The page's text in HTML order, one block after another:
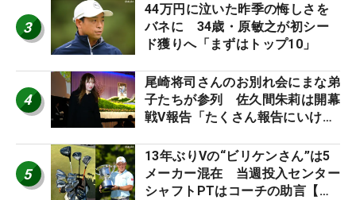
3
44万円に泣いた昨季の悔しさを
バネに 34歳・原敏之が初シー
ド獲りへ「まずはトップ10」
4
尾崎将司さんのお別れ会にまな弟
子たちが参列 佐久間朱莉は開幕
戦V報告「たくさん報告にいける
5
13年ぶりVの“ビリケンさん”は5
メーカー混在 当週投入センター
シャフトPTはコーチの助言【勝